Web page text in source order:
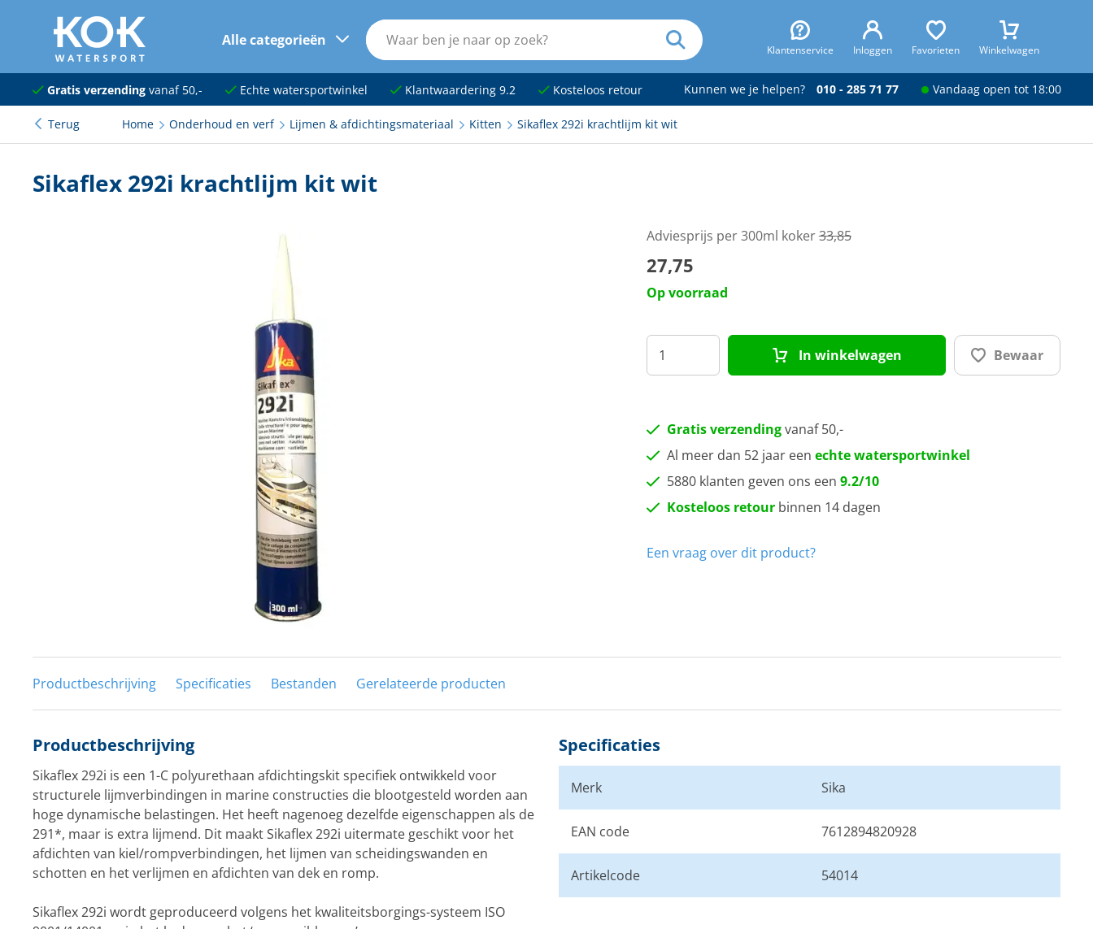
naar hoofdinhoud
Alle categorieën
Klantenservice Inloggen Favorieten Winkelwagen
Navigatie
Dekuitrusting
Gratis verzendingvanaf 50,- Echte watersportwinkel Klantwaardering 9.2 Kosteloos retour Kunnen we je helpen? 010 - 285 71 77 Vandaag open tot 18:00
Terug Home Onderhoud en verf Lijmen & afdichtingsmateriaal Kitten Sikaflex 292i krachtlijm kit wit
Sikaflex 292i krachtlijm kit wit
Adviesprijs per 300ml koker33,85
27,75
Op voorraad
In winkelwagen Bewaar
Gratis verzendingvanaf 50,-
Al meer dan 52 jaar een echte watersportwinkel
5880 klanten geven ons een 9.2/10
Kosteloos retourbinnen 14 dagen
Een vraag over dit product?
Productbeschrijving Specificaties Bestanden Gerelateerde producten
Productbeschrijving
Sikaflex 292i is een 1-C polyurethaan afdichtingskit specifiek ontwikkeld voor
structurele lijmverbindingen in marine constructies die blootgesteld worden aan
hoge dynamische belastingen. Het heeft nagenoeg dezelfde eigenschappen als de
291*, maar is extra lijmend. Dit maakt Sikaflex 292i uitermate geschikt voor het
afdichten van kiel/rompverbindingen, het lijmen van scheidingswanden en
schotten en het verlijmen en afdichten van dek en romp.
Sikaflex 292i wordt geproduceerd volgens het kwaliteitsborgings-systeem ISO
Specificaties
Merk Sika
EAN code 7612894820928
Artikelcode 54014